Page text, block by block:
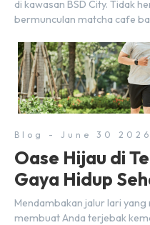
di kawasan BSD City. Tidak
bermunculan matcha cafe
nyaman, baik untuk
sekadar bersantai bersama
baiknya, deretan kafe hits
strategis yang sangat […]
Blog - June 30 2026
Oase Hijau di
Gaya Hidup
BSD City
Mendambakan jalur lari
membuat Anda terjebak